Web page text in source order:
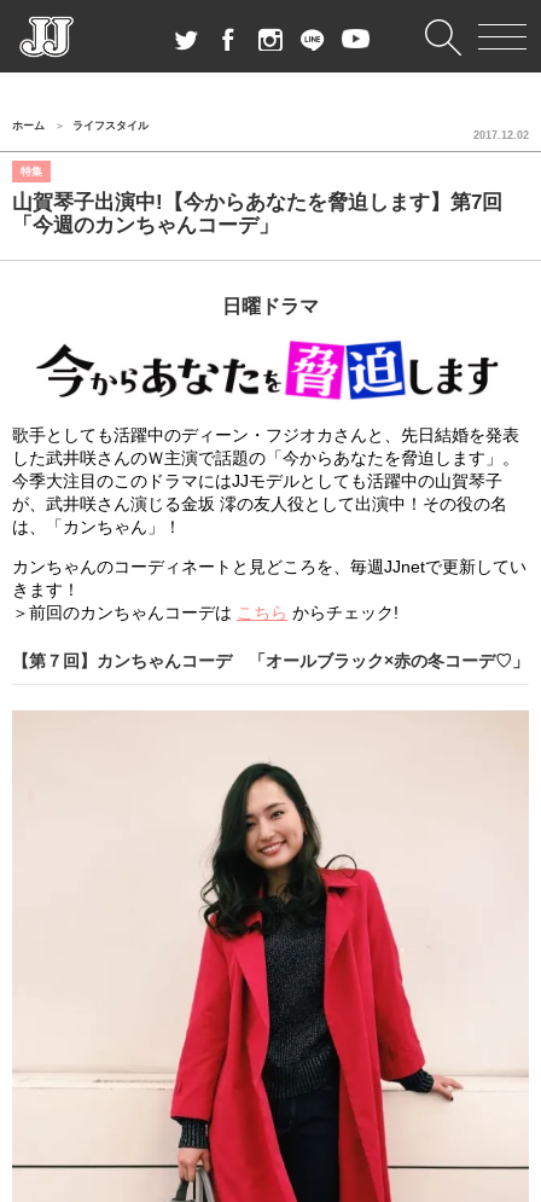
ホーム ライフスタイル
特集
山賀琴子出演中!【今からあなたを脅迫します】第7回
「今週のカンちゃんコーデ」
2017.12.02
日曜ドラマ
歌手としても活躍中のディーン・フジオカさんと、先日結婚を発表
した武井咲さんのＷ主演で話題の「今からあなたを脅迫します」。
今季大注目のこのドラマにはJJモデルとしても活躍中の山賀琴子
が、武井咲さん演じる金坂 澪の友人役として出演中！その役の名
は、「カンちゃん」！
カンちゃんのコーディネートと見どころを、毎週JJnetで更新してい
きます！
＞前回のカンちゃんコーデは こちら からチェック!
【第７回】カンちゃんコーデ 「オールブラック×赤の冬コーデ♡」